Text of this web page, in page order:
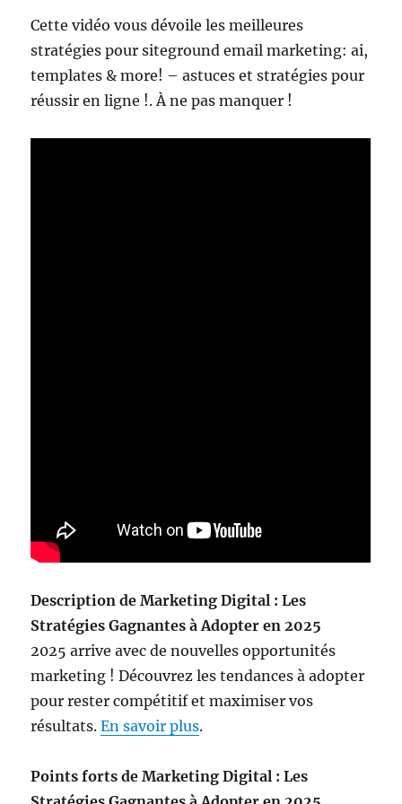
Cette vidéo vous dévoile les meilleures
stratégies pour siteground email marketing: ai,
templates & more! – astuces et stratégies pour
réussir en ligne !. À ne pas manquer !
Description de Marketing Digital : Les
Stratégies Gagnantes à Adopter en 2025
2025 arrive avec de nouvelles opportunités
marketing ! Découvrez les tendances à adopter
pour rester compétitif et maximiser vos
résultats.En savoir plus.
Points forts de Marketing Digital : Les